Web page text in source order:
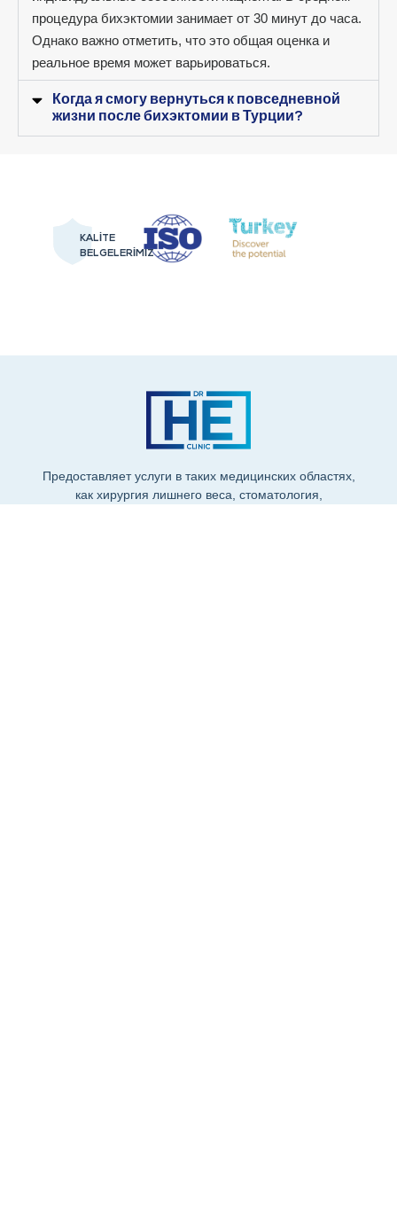
Получить Информацию
процедура бихэктомии занимает от 30 минут до часа.
Однако важно отметить, что это общая оценка и
реальное время может варьироваться.
Когда я смогу вернуться к повседневной
жизни после бихэктомии в Турции?
KALİTE
BELGELERİMİZ
Предоставляет услуги в таких медицинских областях,
как хирургия лишнего веса, стоматология,